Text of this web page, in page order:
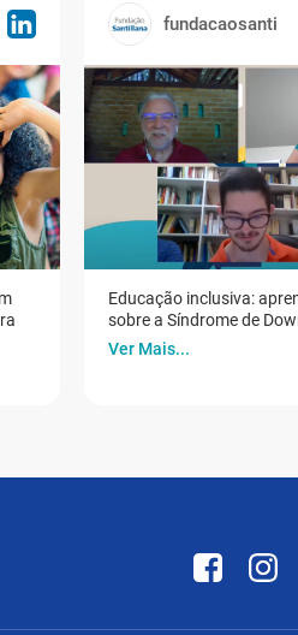
fundacaosanti
Educação inclusiva:
sobre a Síndrome de
Ver Mais...